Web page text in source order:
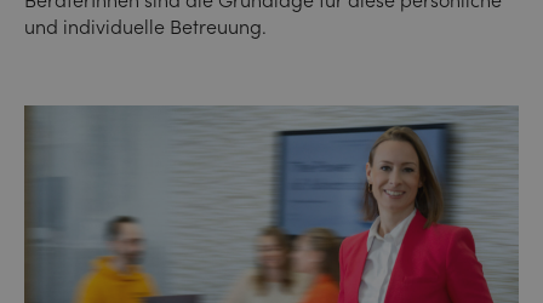
und individuelle Betreuung.